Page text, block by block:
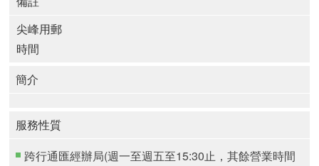
尖峰用郵
時間
簡介
服務性質
跨行通匯經辦局(週一至週五至15:30止，其餘營業時間